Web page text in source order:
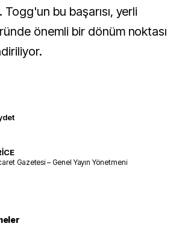
bu başarısı, yerli
önemli bir dönüm noktası
Gazetesi – Genel Yayın Yönetmeni